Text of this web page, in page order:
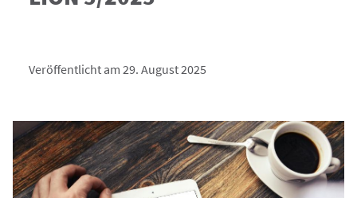
Veröffentlicht am 29. August 2025